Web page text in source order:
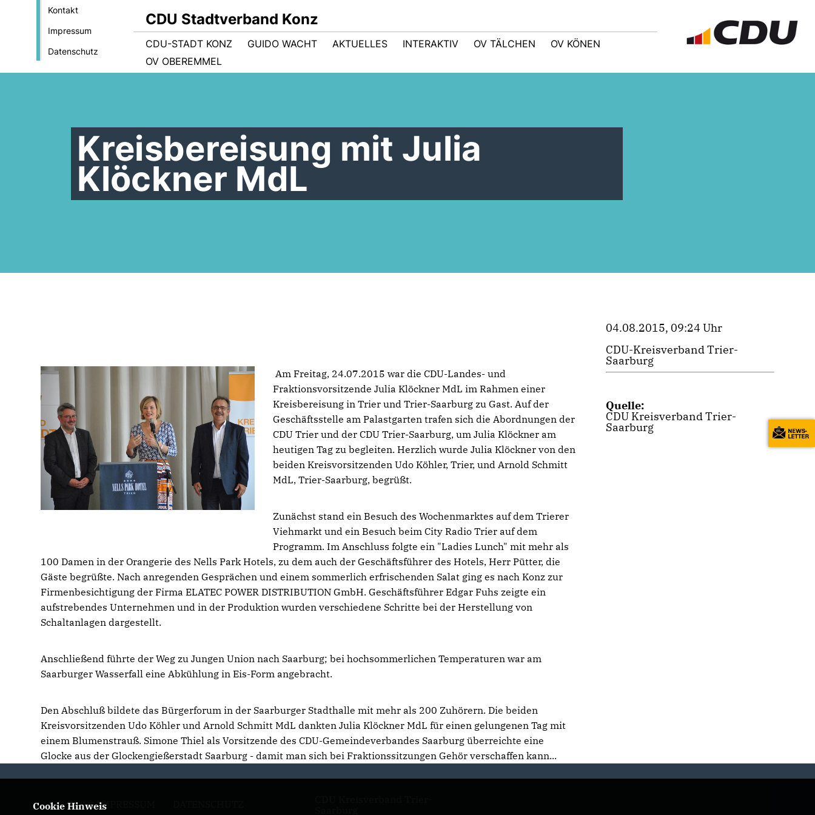
Kontakt
Impressum
Datenschutz
CDU Stadtverband Konz
CDU-STADT KONZ GUIDO WACHT AKTUELLES INTERAKTIV OV TÄLCHEN
OV KÖNEN
OV OBEREMMEL
Kreisbereisung mit Julia
Klöckner MdL
Am Freitag, 24.07.2015 war die CDU-Landes- und
Fraktionsvorsitzende Julia Klöckner MdL im Rahmen einer
Kreisbereisung in Trier und Trier-Saarburg zu Gast. Auf der
Geschäftsstelle am Palastgarten trafen sich die Abordnungen der
CDU Trier und der CDU Trier-Saarburg, um Julia Klöckner am
heutigen Tag zu begleiten. Herzlich wurde Julia Klöckner von den
beiden Kreisvorsitzenden Udo Köhler, Trier, und Arnold Schmitt
MdL, Trier-Saarburg, begrüßt.
Zunächst stand ein Besuch des Wochenmarktes auf dem Trierer
Viehmarkt und ein Besuch beim City Radio Trier auf dem
Programm. Im Anschluss folgte ein "Ladies Lunch" mit mehr als
100 Damen in der Orangerie des Nells Park Hotels, zu dem auch der Geschäftsführer des Hotels, Herr Pütter, die
Gäste begrüßte. Nach anregenden Gesprächen und einem sommerlich erfrischenden Salat ging es nach Konz zur
Firmenbesichtigung der Firma ELATEC POWER DISTRIBUTION GmbH. Geschäftsführer Edgar Fuhs zeigte ein
aufstrebendes Unternehmen und in der Produktion wurden verschiedene Schritte bei der Herstellung von
Schaltanlagen dargestellt.
Anschließend führte der Weg zu Jungen Union nach Saarburg; bei hochsommerlichen Temperaturen war am
Saarburger Wasserfall eine Abkühlung in Eis-Form angebracht.
Den Abschluß bildete das Bürgerforum in der Saarburger Stadthalle mit mehr als 200 Zuhörern. Die beiden
Kreisvorsitzenden Udo Köhler und Arnold Schmitt MdL dankten Julia Klöckner MdL für einen gelungenen Tag mit
einem Blumenstrauß. Simone Thiel als Vorsitzende des CDU-Gemeindeverbandes Saarburg überreichte eine
Glocke aus der Glockengießerstadt Saarburg - damit man sich bei Fraktionssitzungen Gehör verschaffen kann...
04.08.2015, 09:24 Uhr
CDU-Kreisverband Trier-
Saarburg
Quelle:
CDU Kreisverband Trier-
Saarburg
IMPRESSUM
Cookie Hinweis